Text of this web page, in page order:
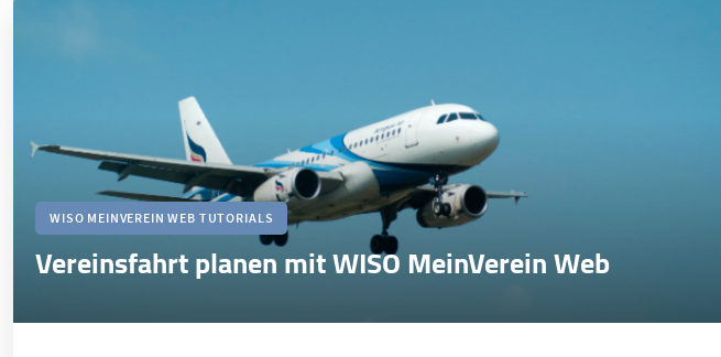
WISO MEINVEREIN WEB TUTORIALS
Vereinsfahrt planen mit WISO MeinVerein Web